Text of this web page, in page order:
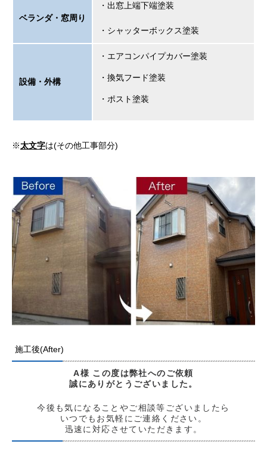
ベランダ・窓周り
・出窓上端下端塗装
・シャッターボックス塗装
設備・外構
・エアコンパイプカバー塗装
・換気フード塗装
・ポスト塗装
※太文字は(その他工事部分)
施工後(After)
A様 この度は弊社へのご依頼
誠にありがとう ございました。
今後も気になることやご相談等ございましたら
いつでもお気軽にご連絡ください。
迅速に対応させていただきます。